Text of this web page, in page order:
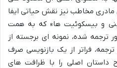
مادری مخاطب نیز نقش حیاتی ایفا
و بیسکوئیت ها» که به همت
ترجمه شده، نمونه ای برجسته از
فراتر از یک بازنویسی صرف
داستان اصلی را با ظرافت های